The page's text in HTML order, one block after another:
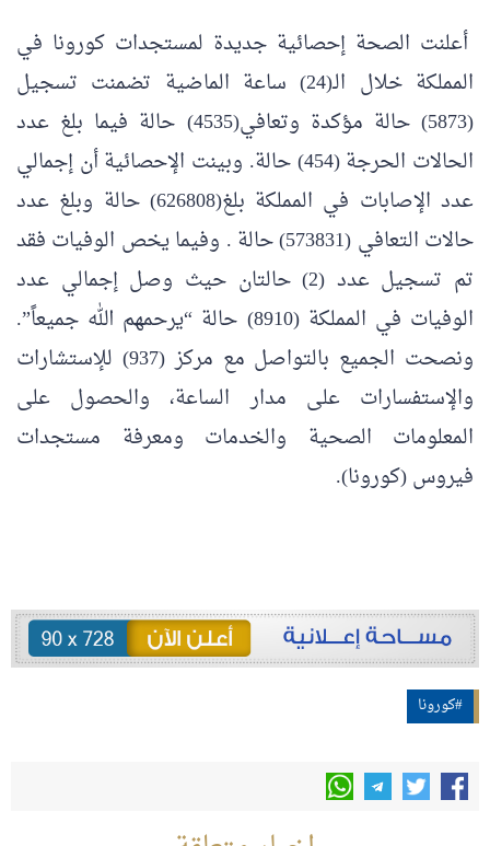
أعلنت الصحة إحصائية جديدة لمستجدات كورونا في
المملكة خلال الـ(24) ساعة الماضية تضمنت تسجيل
(5873) حالة مؤكدة وتعافي(4535) حالة فيما بلغ عدد
الحالات الحرجة (454) حالة. وبينت الإحصائية أن إجمالي
عدد الإصابات في المملكة بلغ(626808) حالة وبلغ عدد
حالات التعافي (573831) حالة . وفيما يخص الوفيات فقد
تم تسجيل عدد (2) حالتان حيث وصل إجمالي عدد
الوفيات في المملكة (8910) حالة “يرحمهم الله جميعاً”.
ونصحت الجميع بالتواصل مع مركز (937) للإستشارات
والإستفسارات على مدار الساعة، والحصول على
المعلومات الصحية والخدمات ومعرفة مستجدات
فيروس (كورونا). ‏
#كورونا